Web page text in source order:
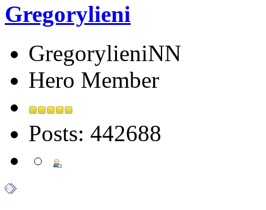
Gregorylieni
GregorylieniNN
Hero Member
Posts: 442688